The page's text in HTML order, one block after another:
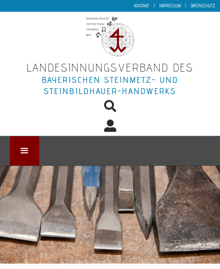
KONTAKT IMPRESSUM DATENSCHUTZ
LANDESINNUNGSVERBAND DES
BAYERISCHEN STEINMETZ- UND
STEINBILDHAUER-HANDWERKS

